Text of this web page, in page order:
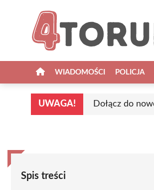
WIADOMOŚCI POLICJA
UWAGA! Dołącz do
Spis treści